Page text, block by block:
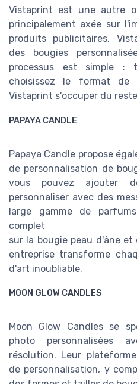
Vistaprint est une autre
principalement axée sur
produits publicitaires,
des bougies
processus est simple :
choisissez le format de
Vistaprint s'occuper du
PAPAYA CANDLE
Papaya Candle propose
de personnalisation de
vous pouvez ajouter
personnaliser avec des
large gamme de
complet
sur la bougie peau d'âne
entreprise transforme
d'art inoubliable.
MOON GLOW CANDLES
Moon Glow Candles se
photo personnalisées
résolution. Leur
de personnalisation, y